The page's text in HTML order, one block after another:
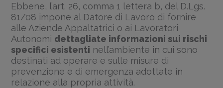
Ebbene, l’art. 26, comma 1 lettera b, del D.Lgs.
81/08 impone al Datore di Lavoro di fornire
alle Aziende Appaltatrici o ai Lavoratori
Autonomi dettagliate informazioni sui rischi
specifici esistenti nell’ambiente in cui sono
destinati ad operare e sulle misure di
prevenzione e di emergenza adottate in
relazione alla propria attività.